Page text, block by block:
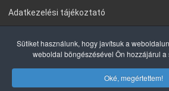
Adatkezelési tájékoztató
Impresszum
Sütiket használunk, hogy javítsuk a
weboldal böngészésével Ön hozzájárul a
Oké, megértettem!